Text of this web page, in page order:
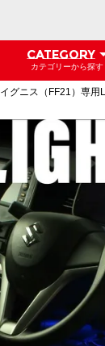
CATEGORY
カテゴリーから探す
イグニス（FF21）専用